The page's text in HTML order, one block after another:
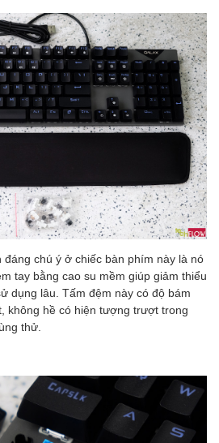
chú ý ở chiếc bàn phím này là nó
tay bằng cao su mềm giúp giảm thiểu
dụng lâu. Tấm đệm này có độ bám
không hề có hiện tượng trượt trong
thử.